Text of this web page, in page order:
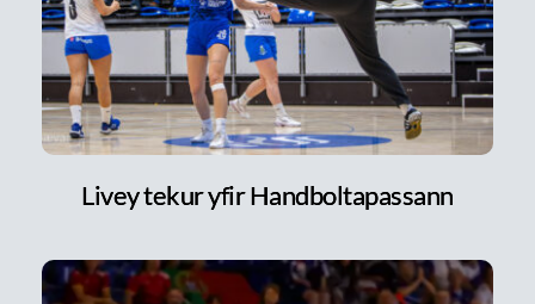
Livey tekur yfir Handboltapassann